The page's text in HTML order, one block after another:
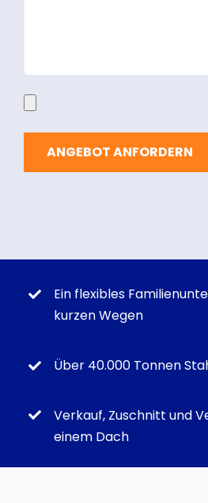
Ein flexibles
kurzen Wegen
Über 40.000 Tonnen
Verkauf, Zuschnitt und
einem Dach